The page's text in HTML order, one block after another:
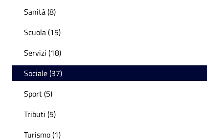
Sanità (8)
Scuola (15)
Servizi (18)
Sociale (37)
Sport (5)
Tributi (5)
Turismo (1)